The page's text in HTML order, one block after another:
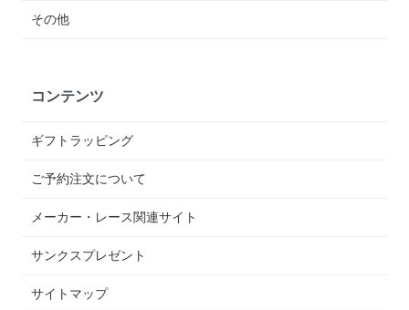
その他
コンテンツ
ギフトラッピング
ご予約注文について
メーカー・レース関連サイト
サンクスプレゼント
サイトマップ